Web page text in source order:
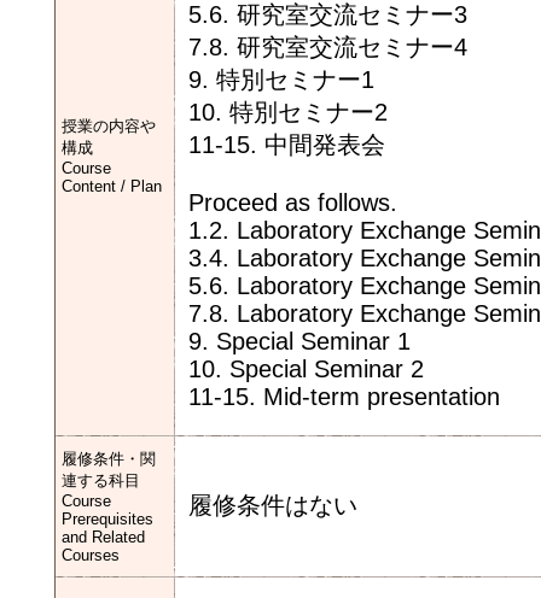
授業の内容や
構成
Course
Content / Plan
5.6. 研究室交流セミナー3
7.8. 研究室交流セミナー4
9. 特別セミナー1
10. 特別セミナー2
11-15. 中間発表会
Proceed as follows.
1.2. Laboratory Exchange
3.4. Laboratory Exchange
5.6. Laboratory Exchange
7.8. Laboratory Exchange
9. Special Seminar 1
10. Special Seminar 2
11-15. Mid-term presentation
履修条件・関
連する科目
Course
Prerequisites
and Related
Courses
履修条件はない